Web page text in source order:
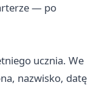
— po
ucznia. We
nazwisko, datę